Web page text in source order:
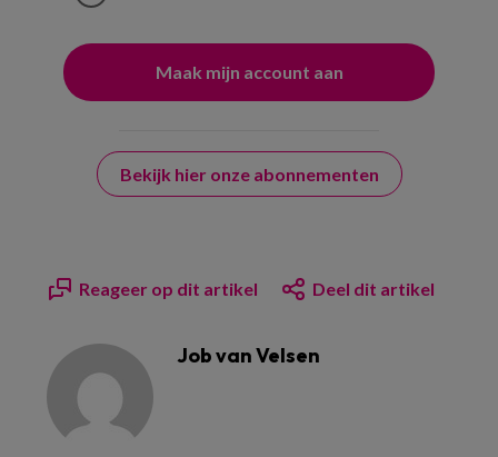
Bekijk hier onze abonnementen
Reageer op dit artikel Deel dit artikel
Job van Velsen